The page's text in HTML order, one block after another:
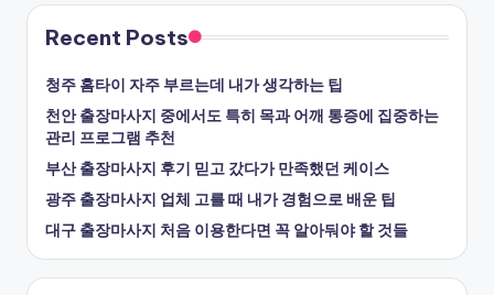
Recent Posts
청주 홈타이 자주 부르는데 내가 생각하는 팁
천안 출장마사지 중에서도 특히 목과 어깨 통증에 집중하는
관리 프로그램 추천
부산 출장마사지 후기 믿고 갔다가 만족했던 케이스
광주 출장마사지 업체 고를 때 내가 경험으로 배운 팁
대구 출장마사지 처음 이용한다면 꼭 알아둬야 할 것들